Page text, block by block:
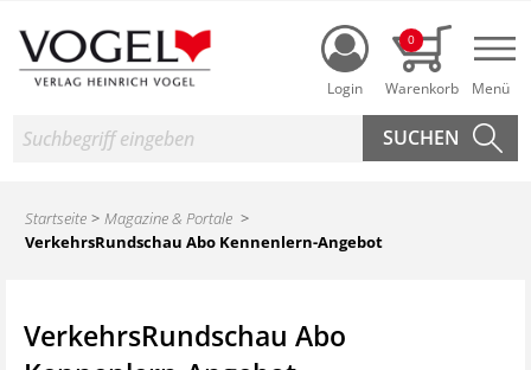
Login
0
Suche
Startseite
Magazine & Portale
VerkehrsRundschau Abo Kennenlern-Angebot
VerkehrsRundschau Abo